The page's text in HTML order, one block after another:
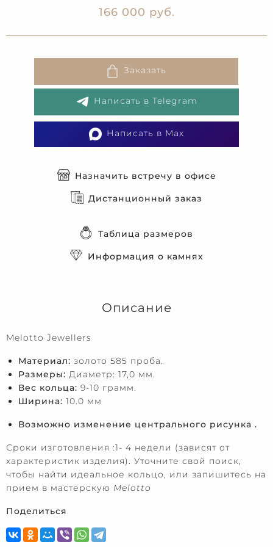
166 000 руб.
Заказать
Написать в Telegram
Написать в Max
Назначить встречу в офисе
Дистанционный заказ
Таблица размеров
Информация о камнях
Описание
Melotto Jewellers
Материал: золото 585 проба.
Размеры: Диаметр: 17,0 мм.
Вес кольца: 9-10 грамм.
Ширина: 10.0 мм
Возможно изменение центрального рисунка .
Сроки изготовления :1- 4 недели (зависят от
характеристик изделия). Уточните свой поиск,
чтобы найти идеальное кольцо, или запишитесь на
прием в мастерскую Melotto
Поделиться